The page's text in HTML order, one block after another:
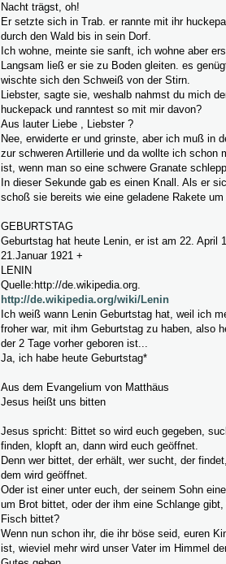
Nacht trägst, oh!
Er setzte sich in Trab. er rannte mit ihr
durch den Wald bis in sein Dorf.
Ich wohne, meinte sie sanft, ich wohne aber
Langsam ließ er sie zu Boden gleiten. es
wischte sich den Schweiß von der Stirn.
Liebster, sagte sie, weshalb nahmst du mich
huckepack und ranntest so mit mir davon?
Aus lauter Liebe , Liebster ?
Nee, erwiderte er und grinste, aber ich muß in
zur schweren Artillerie und da wollte ich schon
ist, wenn man so eine schwere Granate
In dieser Sekunde gab es einen Knall. Als er
schoß sie bereits wie eine geladene Rakete
GEBURTSTAG
Geburtstag hat heute Lenin, er ist am 22. April
21.Januar 1921 +
LENIN
Quelle:http://de.wikipedia.org.
http://de.wikipedia.org/wiki/Lenin
Ich weiß wann Lenin Geburtstag hat, weil ich
froher war, mit ihm Geburtstag zu haben, also
der 2 Tage vorher geboren ist...
Ja, ich habe heute Geburtstag*
Aus dem Evangelium von Matthäus
Jesus heißt uns bitten
Jesus spricht: Bittet so wird euch gegeben,
finden, klopft an, dann wird euch geöffnet.
Denn wer bittet, der erhält, wer sucht, der
dem wird geöffnet.
Oder ist einer unter euch, der seinem Sohn
um Brot bittet, oder der ihm eine Schlange
Fisch bittet?
Wenn nun schon ihr, die ihr böse seid, euren
ist, wieviel mehr wird unser Vater im Himmel